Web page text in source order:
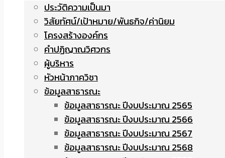
ประวัติความเป็นมา
วิสัยทัศน์/เป้าหมาย/พันธกิจ/ค่านิยม
โครงสร้างองค์กร
คำปฏิญาณวิศวกร
ผู้บริหาร
หัวหน้าภาควิชา
ข้อมูลสาธารณะ
ข้อมูลสาธารณะ ปีงบประมาณ 2565
ข้อมูลสาธารณะ ปีงบประมาณ 2566
ข้อมูลสาธารณะ ปีงบประมาณ 2567
ข้อมูลสาธารณะ ปีงบประมาณ 2568